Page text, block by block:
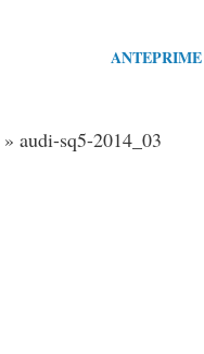
ANTEPRIME
» audi-sq5-2014_03